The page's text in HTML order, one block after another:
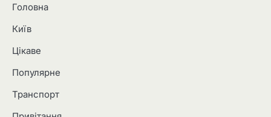
Головна
Київ
Цікаве
Популярне
Транспорт